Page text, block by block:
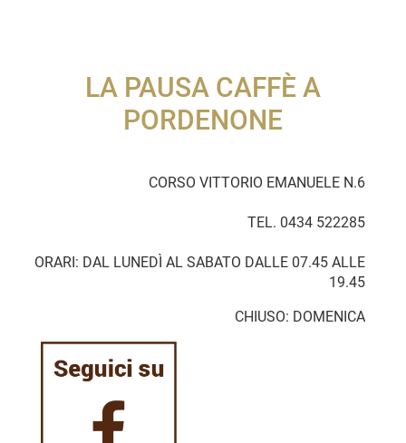
LA PAUSA CAFFÈ A
PORDENONE
CORSO VITTORIO EMANUELE N.6
TEL. 0434 522285
ORARI: DAL LUNEDÌ AL SABATO DALLE 07.45 ALLE
19.45
CHIUSO: DOMENICA